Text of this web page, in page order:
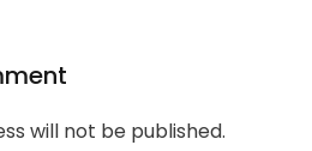
will not be published.